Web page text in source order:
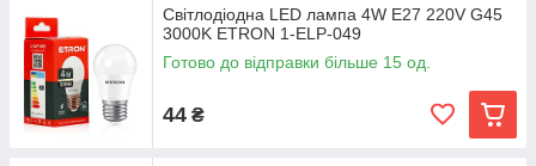
Світлодіодна LED лампа 4W E27 220V G45
3000K ETRON 1-ELP-049
Готово до відправки більше 15 од.
44 ₴